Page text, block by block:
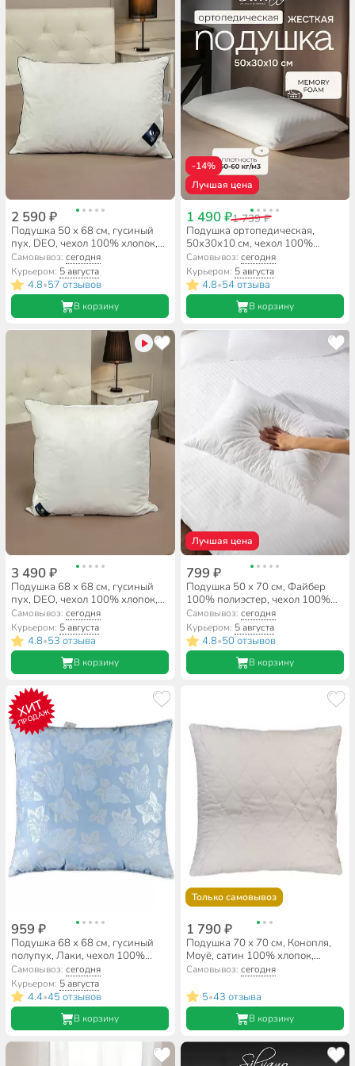
2 590 ₽
Подушка 50 х 68 см, гусиный
пух, DEO, чехол 100% хлопок,
кант, упругая, трехкамерная,
Бел-Поль, ПЕдТд-57
Самовывоз:сегодня
Курьером: 5 августа
4.8•57 отзывов
В корзину
-14%
Лучшая цена
1 490 ₽1 739 ₽
Подушка ортопедическая,
50х30х10 см, чехол 100%
полиэстер, с эффектом памяти,
жесткая, +наволочка, Silvano,
AI-1607003
Самовывоз: сегодня
Курьером: 5 августа
4.8•54 отзыва
В корзину
3 490 ₽
Подушка 68 х 68 см, гусиный
пух, DEO, чехол 100% хлопок,
кант, упругая, трехкамерная,
Бел-Поль, ПЕдТД-7
Самовывоз:сегодня
Курьером: 5 августа
4.8•53 отзыва
В корзину
Лучшая цена
799 ₽
Подушка 50 х 70 см, Файбер
100% полиэстер, чехол 100%
полиэстер, средняя, Майская
ночь
Самовывоз: сегодня
Курьером: 5 августа
4.8•50 отзывов
В корзину
ХИТ
ПРОДАЖ
959 ₽
Подушка 68 х 68 см, гусиный
полупух, Лаки, чехол 100%
хлопок, кант, средняя, Бел-
Поль, ПГл-7сб
Самовывоз:сегодня
Курьером: 5 августа
4.4•45 отзывов
В корзину
Только самовывоз
1 790 ₽
Подушка 70 х 70 см, Конопля,
Moyё, сатин 100% хлопок,
ИвШвейСтандарт, MO-02/
Самовывоз: сегодня
5•43 отзыва
В корзину